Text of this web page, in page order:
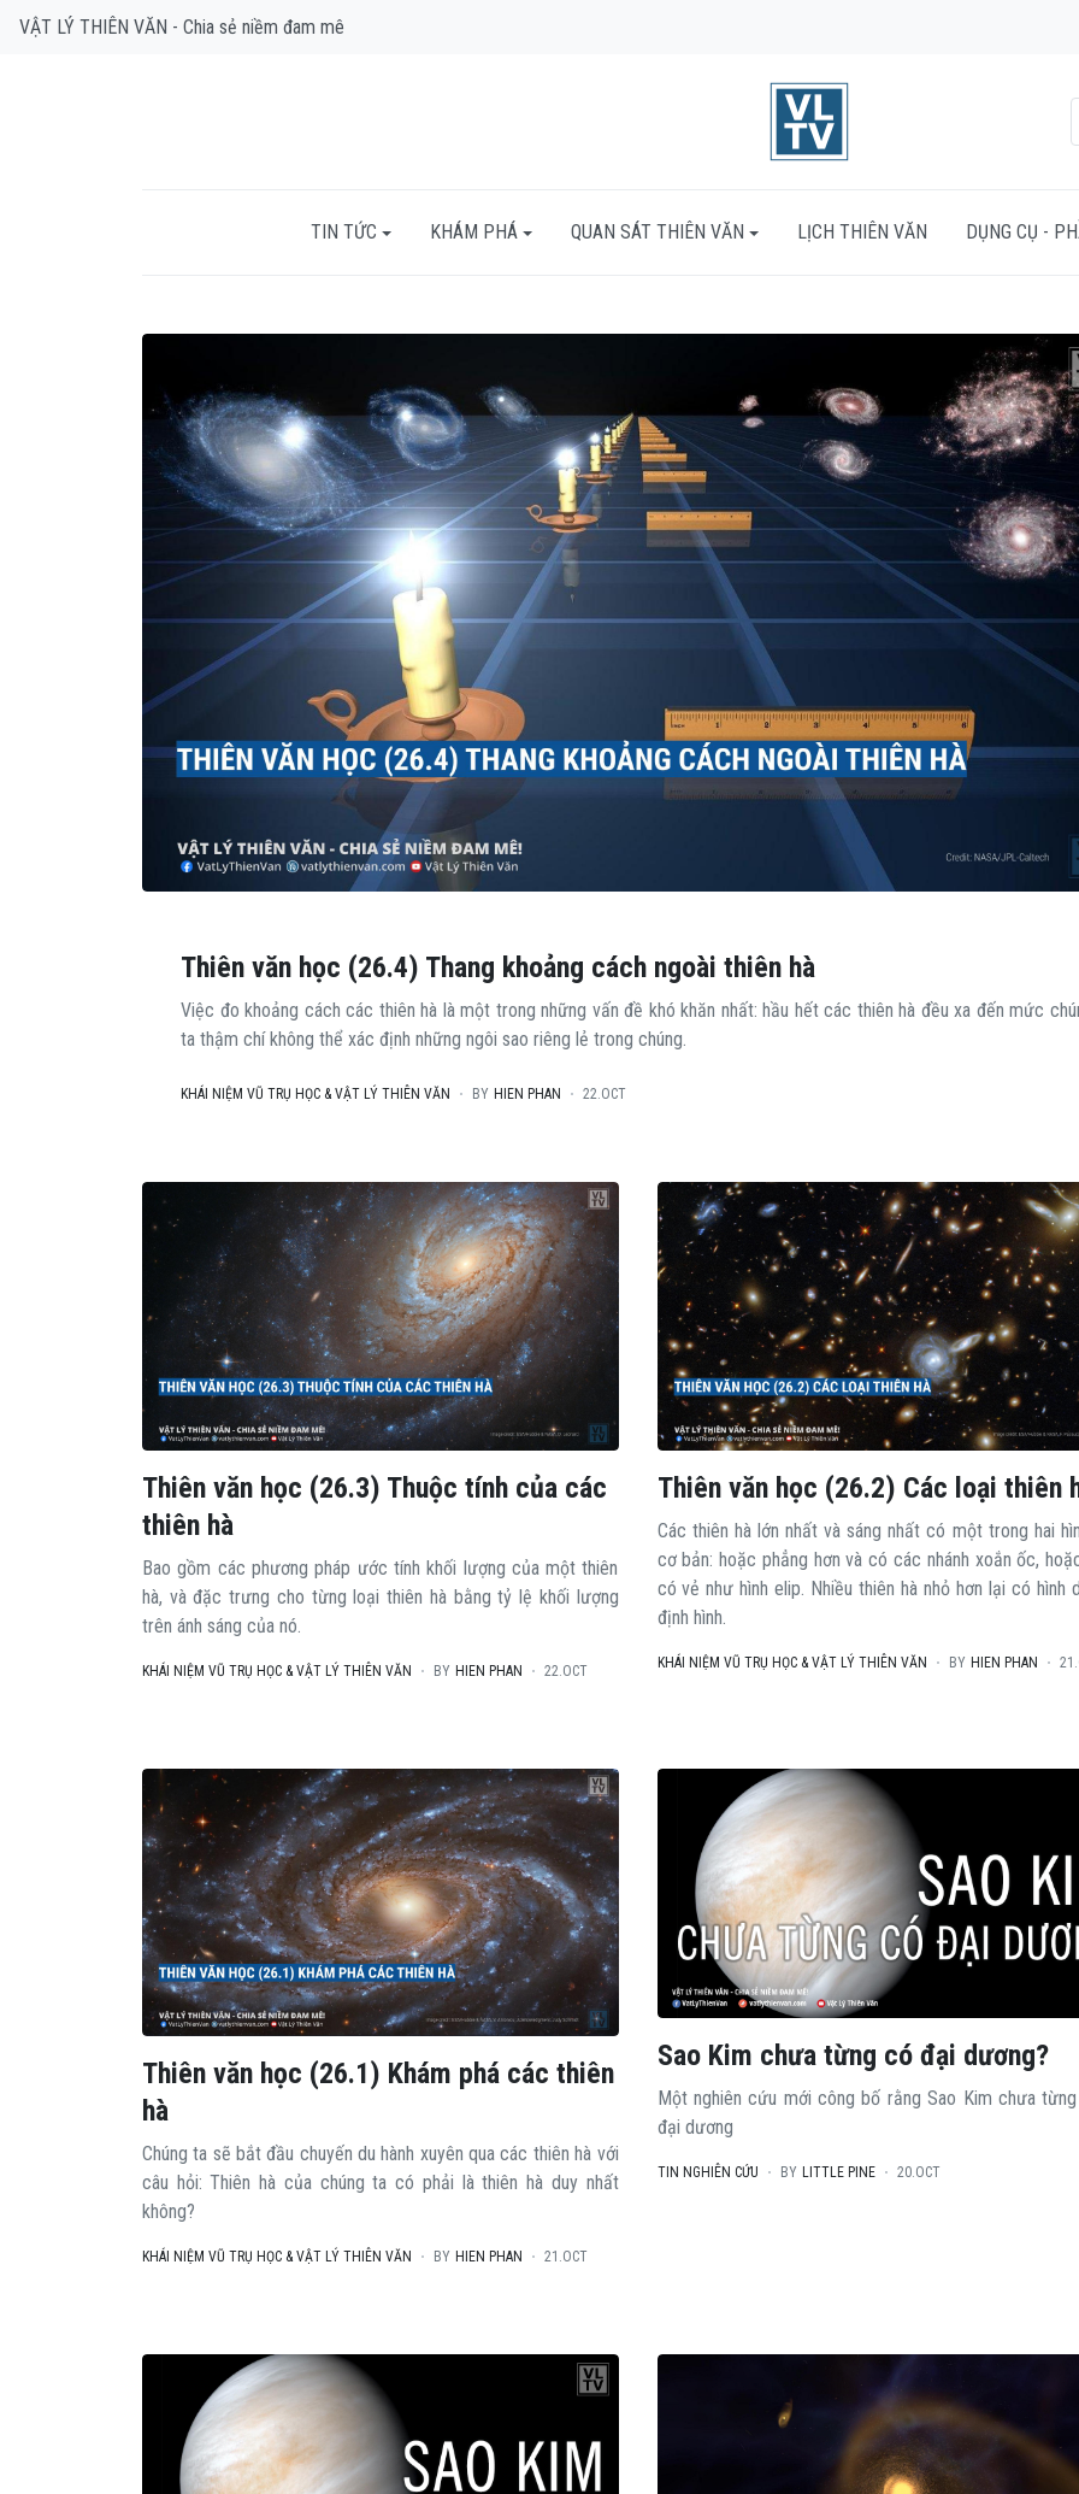
VẬT LÝ THIÊN VĂN - Chia sẻ niềm đam mê
TIN TỨC KHÁM PHÁ QUAN SÁT THIÊN VĂN LỊCH THIÊN VĂN DỤNG CỤ -
Thiên văn học (26.4) Thang khoảng cách ngoài thiên hà
Việc đo khoảng cách các thiên hà là một trong những vấn đề khó khăn nhất: hầu hết các thiên hà đều xa đến mức
ta thậm chí không thể xác định những ngôi sao riêng lẻ trong chúng.
KHÁI NIỆM VŨ TRỤ HỌC & VẬT LÝ THIÊN VĂN BY HIEN PHAN 22.OCT
Thiên văn học (26.3) Thuộc tính của các
thiên hà
Bao gồm các phương pháp ước tính khối lượng của một thiên
hà, và đặc trưng cho từng loại thiên hà bằng tỷ lệ khối lượng
trên ánh sáng của nó.
KHÁI NIỆM VŨ TRỤ HỌC & VẬT LÝ THIÊN VĂN BY HIEN PHAN 22.OCT
Thiên văn học (26.2) Các loại thiên
Các thiên hà lớn nhất và sáng nhất có một trong hai
cơ bản: hoặc phẳng hơn và có các nhánh xoắn ốc,
có vẻ như hình elip. Nhiều thiên hà nhỏ hơn lại có hình
định hình.
KHÁI NIỆM VŨ TRỤ HỌC & VẬT LÝ THIÊN VĂN BY HIEN PHAN
Thiên văn học (26.1) Khám phá các thiên
hà
Chúng ta sẽ bắt đầu chuyến du hành xuyên qua các thiên hà với
câu hỏi: Thiên hà của chúng ta có phải là thiên hà duy nhất
không?
KHÁI NIỆM VŨ TRỤ HỌC & VẬT LÝ THIÊN VĂN BY HIEN PHAN 21.OCT
Sao Kim chưa từng có đại dương?
Một nghiên cứu mới công bố rằng Sao Kim chưa
đại dương
TIN NGHIÊN CỨU BY LITTLE PINE 20.OCT